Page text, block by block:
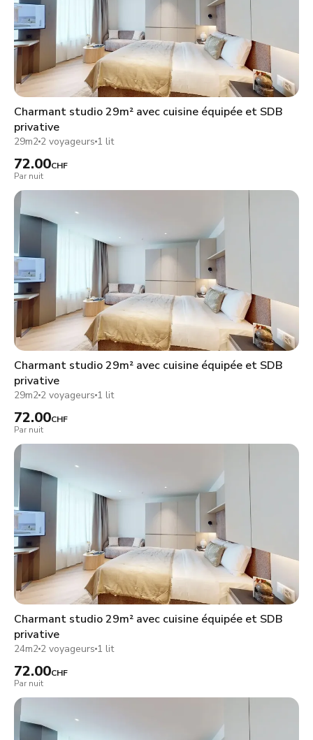
Charmant studio 29m² avec cuisine équipée et SDB
privative
29m2 2 voyageurs 1 lit
72.00CHF
Par nuit
Charmant studio 29m² avec cuisine équipée et SDB
privative
29m2 2 voyageurs 1 lit
72.00CHF
Par nuit
Charmant studio 29m² avec cuisine équipée et SDB
privative
24m2 2 voyageurs 1 lit
72.00CHF
Par nuit